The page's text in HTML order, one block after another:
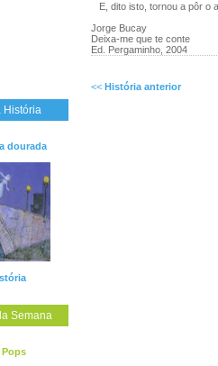
História
dourada
Semana
Pops
E, dito isto, tornou a pôr o
Jorge Bucay
Deixa-me que te conte
Ed. Pergaminho, 2004
<< História anterior